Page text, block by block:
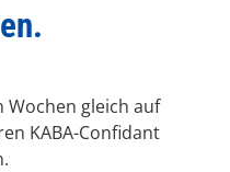
gleich auf
KABA-Confidant